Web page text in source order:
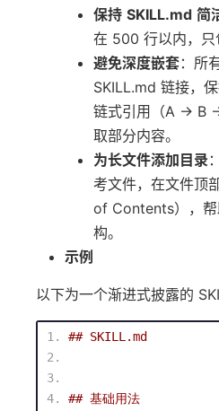
保持 SKILL.md 简
在 500 行以内，只
避免深度嵌套：所
SKILL.md 链接，
链式引用（A → B
取部分内容。
为长文件添加目录
考文件，在文件顶
of Contents），帮
构。
示例
以下为一个渐进式披露的
## SKILL.md
## 基础用法